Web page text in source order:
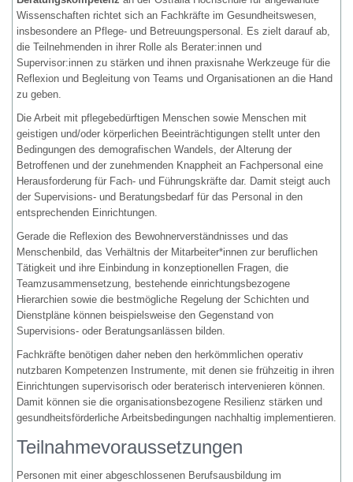
Wissenschaften richtet sich an Fachkräfte im Gesundheitswesen,
insbesondere an Pflege- und Betreuungspersonal. Es zielt darauf ab,
die Teilnehmenden in ihrer Rolle als Berater:innen und
Supervisor:innen zu stärken und ihnen praxisnahe Werkzeuge für die
Reflexion und Begleitung von Teams und Organisationen an die Hand
zu geben.
Die Arbeit mit pflegebedürftigen Menschen sowie Menschen mit
geistigen und/oder körperlichen Beeinträchtigungen stellt unter den
Bedingungen des demografischen Wandels, der Alterung der
Betroffenen und der zunehmenden Knappheit an Fachpersonal eine
Herausforderung für Fach- und Führungskräfte dar. Damit steigt auch
der Supervisions- und Beratungsbedarf für das Personal in den
entsprechenden Einrichtungen.
Gerade die Reflexion des Bewohnerverständnisses und das
Menschenbild, das Verhältnis der Mitarbeiter*innen zur beruflichen
Tätigkeit und ihre Einbindung in konzeptionellen Fragen, die
Teamzusammensetzung, bestehende einrichtungsbezogene
Hierarchien sowie die bestmögliche Regelung der Schichten und
Dienstpläne können beispielsweise den Gegenstand von
Supervisions- oder Beratungsanlässen bilden.
Fachkräfte benötigen daher neben den herkömmlichen operativ
nutzbaren Kompetenzen Instrumente, mit denen sie frühzeitig in ihren
Einrichtungen supervisorisch oder beraterisch intervenieren können.
Damit können sie die organisationsbezogene Resilienz stärken und
gesundheitsförderliche Arbeitsbedingungen nachhaltig implementieren.
Teilnahmevoraussetzungen
Personen mit einer abgeschlossenen Berufsausbildung im